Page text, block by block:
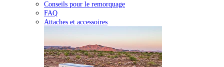
Conseils pour le remorquage
FAQ
Attaches et accessoires